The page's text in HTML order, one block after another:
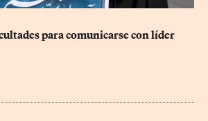
para comunicarse con líder